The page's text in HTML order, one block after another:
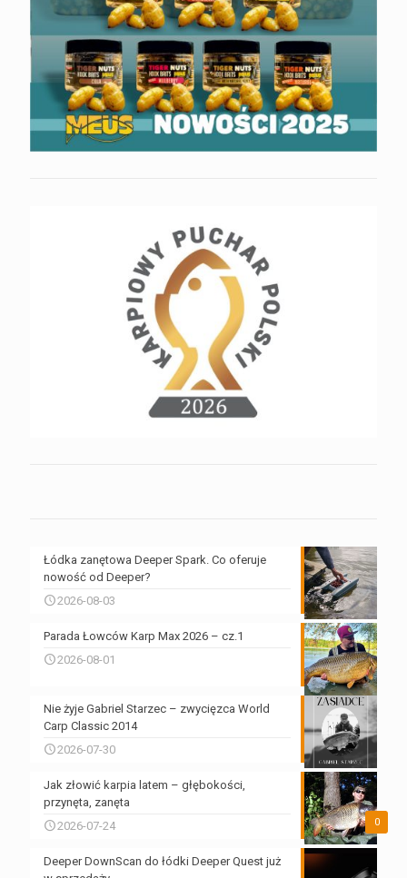
Łódka zanętowa Deeper Spark. Co oferuje
nowość od Deeper?
2026-08-03
Parada Łowców Karp Max 2026 – cz.1
2026-08-01
Nie żyje Gabriel Starzec – zwycięzca World
Carp Classic 2014
2026-07-30
0
Jak złowić karpia latem – głębokości,
przynęta, zanęta
2026-07-24
Deeper DownScan do łódki Deeper Quest już